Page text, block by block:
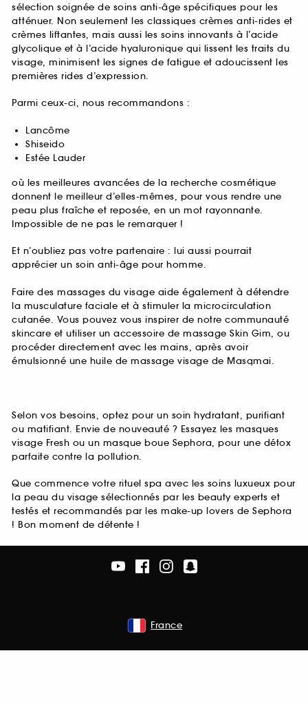
sélection soignée de soins anti-âge spécifiques pour les
atténuer. Non seulement les classiques crèmes anti-rides et
crèmes liftantes, mais aussi les soins innovants à l’acide
glycolique et à l’acide hyaluronique qui lissent les traits du
visage, minimisent les signes de fatigue et adoucissent les
premières rides d’expression.
Parmi ceux-ci, nous recommandons :
Lancôme
Shiseido
Estée Lauder
où les meilleures avancées de la recherche cosmétique
donnent le meilleur d’elles-mêmes, pour vous rendre une
peau plus fraîche et reposée, en un mot rayonnante.
Impossible de ne pas le remarquer !
Et n’oubliez pas votre partenaire : lui aussi pourrait
apprécier un soin anti-âge pour homme.
Faire des massages du visage aide également à détendre
la musculature faciale et à stimuler la microcirculation
cutanée. Vous pouvez vous inspirer de notre communauté
skincare et utiliser un accessoire de massage Skin Gim, ou
procéder directement avec les mains, après avoir
émulsionné une huile de massage visage de Masqmai.
Selon vos besoins, optez pour un soin hydratant, purifiant
ou matifiant. Envie de nouveauté ? Essayez les masques
visage Fresh ou un masque boue Sephora, pour une détox
parfaite contre la pollution.
Que commence votre rituel spa avec les soins luxueux pour
la peau du visage sélectionnés par les beauty experts et
testés et recommandés par les make-up lovers de Sephora
! Bon moment de détente !
France